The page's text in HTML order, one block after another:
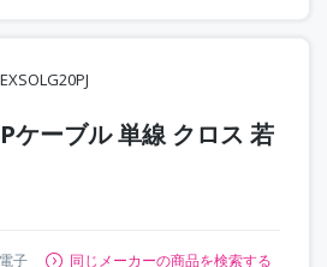
ケーブル 単線 クロス 若
子
同じメーカーの商品を検索する